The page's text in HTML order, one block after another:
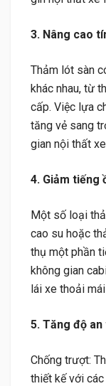
3. Nâng cao
Thảm lót sàn
khác nhau, từ
cấp. Việc lựa
tăng vẻ sang
gian nội thất
4. Giảm tiếng
Một số loại
cao su hoặc
thụ một phần
không gian
lái xe thoải mái
5. Tăng độ an
Chống trượt:
thiết kế với